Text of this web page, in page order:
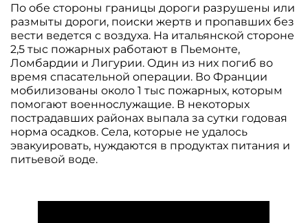
По обе стороны границы дороги разрушены или
размыты дороги, поиски жертв и пропавших без
вести ведется с воздуха. На итальянской стороне
2,5 тыс пожарных работают в Пьемонте,
Ломбардии и Лигурии. Один из них погиб во
время спасательной операции. Во Франции
мобилизованы около 1 тыс пожарных, которым
помогают военнослужащие. В некоторых
пострадавших районах выпала за сутки годовая
норма осадков. Села, которые не удалось
эвакуировать, нуждаются в продуктах питания и
питьевой воде.